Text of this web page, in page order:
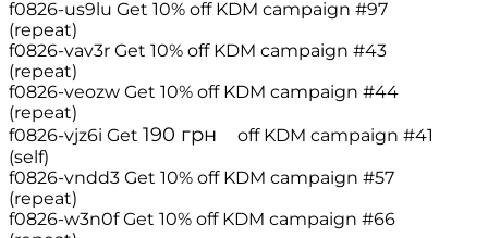
f0826-us9lu Get 10% off KDM campaign #97
(repeat)
f0826-vav3r Get 10% off KDM campaign #43
(repeat)
f0826-veozw Get 10% off KDM campaign #44
(repeat)
f0826-vjz6i Get 190 грн off KDM campaign #41
(self)
f0826-vndd3 Get 10% off KDM campaign #57
(repeat)
f0826-w3n0f Get 10% off KDM campaign #66